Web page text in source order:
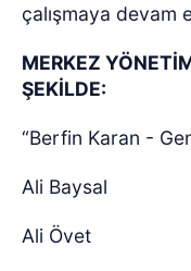
çalışmaya devam
MERKEZ
ŞEKİLDE:
“Berfin Karan -
Ali Baysal
Ali Övet